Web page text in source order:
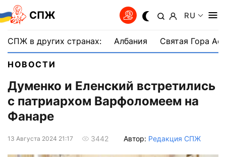
СПЖ RU
СПЖ в других странах: Албания Святая Гора
НОВОСТИ
Думенко и Еленский встретились
с патриархом Варфоломеем на
Фанаре
13 Августа 2024 21:17 3442 Автор: Редакция СПЖ